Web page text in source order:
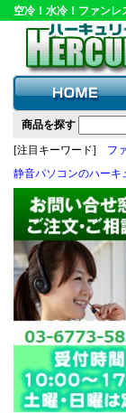
空冷！水冷！ファン
商品を探す
[注目キーワード] フ
静音パソコンのハーキ